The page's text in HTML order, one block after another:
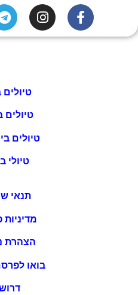
טיולים
טיולים
טיולים
טיולי
תנאי
מדיניות
הצהרת
בואו